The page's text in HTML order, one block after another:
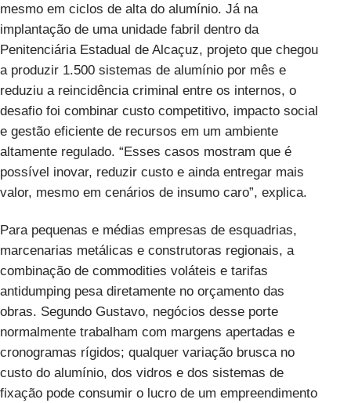
mesmo em ciclos de alta do alumínio. Já na
implantação de uma unidade fabril dentro da
Penitenciária Estadual de Alcaçuz, projeto que chegou
a produzir 1.500 sistemas de alumínio por mês e
reduziu a reincidência criminal entre os internos, o
desafio foi combinar custo competitivo, impacto social
e gestão eficiente de recursos em um ambiente
altamente regulado. “Esses casos mostram que é
possível inovar, reduzir custo e ainda entregar mais
valor, mesmo em cenários de insumo caro”, explica.
Para pequenas e médias empresas de esquadrias,
marcenarias metálicas e construtoras regionais, a
combinação de commodities voláteis e tarifas
antidumping pesa diretamente no orçamento das
obras. Segundo Gustavo, negócios desse porte
normalmente trabalham com margens apertadas e
cronogramas rígidos; qualquer variação brusca no
custo do alumínio, dos vidros e dos sistemas de
fixação pode consumir o lucro de um empreendimento